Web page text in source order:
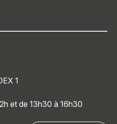
1
et de 13h30 à 16h30